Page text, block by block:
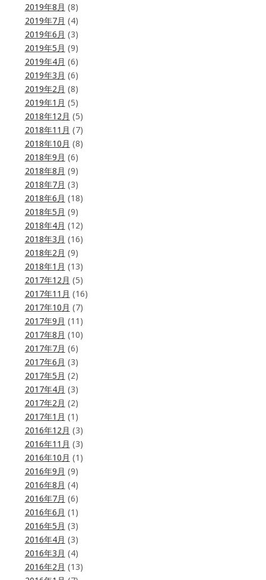
2019年8月 (8)
2019年7月 (4)
2019年6月 (3)
2019年5月 (9)
2019年4月 (6)
2019年3月 (6)
2019年2月 (8)
2019年1月 (5)
2018年12月 (5)
2018年11月 (7)
2018年10月 (8)
2018年9月 (6)
2018年8月 (9)
2018年7月 (3)
2018年6月 (18)
2018年5月 (9)
2018年4月 (12)
2018年3月 (16)
2018年2月 (9)
2018年1月 (13)
2017年12月 (5)
2017年11月 (16)
2017年10月 (7)
2017年9月 (11)
2017年8月 (10)
2017年7月 (6)
2017年6月 (3)
2017年5月 (2)
2017年4月 (3)
2017年2月 (2)
2017年1月 (1)
2016年12月 (3)
2016年11月 (3)
2016年10月 (1)
2016年9月 (9)
2016年8月 (4)
2016年7月 (6)
2016年6月 (1)
2016年5月 (3)
2016年4月 (3)
2016年3月 (4)
2016年2月 (13)